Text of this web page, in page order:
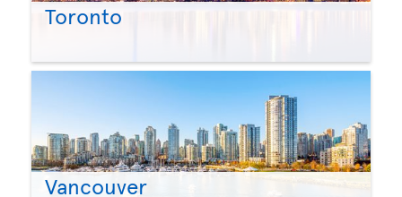
Toronto
Vancouver